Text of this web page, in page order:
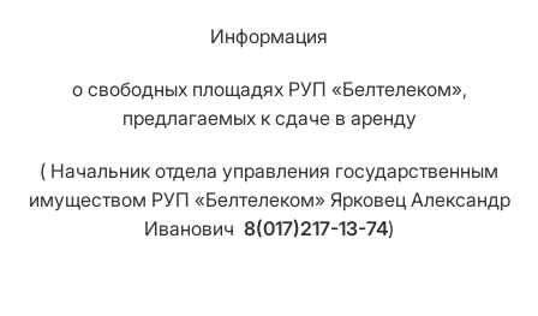
Информация
о свободных площадях РУП «Белтелеком»,
предлагаемых к сдаче в аренду
( Начальник отдела управления государственным
имуществом РУП «Белтелеком» Ярковец Александр
Иванович 8(017)217-13-74)